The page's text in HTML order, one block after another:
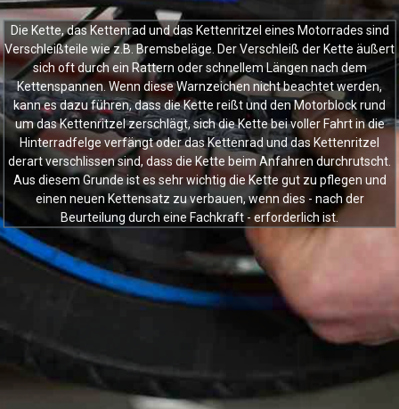
Die Kette, das Kettenrad und das Kettenritzel eines Motorrades sind
Verschleißteile wie z.B. Bremsbeläge. Der Verschleiß der Kette äußert
sich oft durch ein Rattern oder schnellem Längen nach dem
Kettenspannen. Wenn diese Warnzeichen nicht beachtet werden,
kann es dazu führen, dass die Kette reißt und den Motorblock rund
um das Kettenritzel zerschlägt, sich die Kette bei voller Fahrt in die
Hinterradfelge verfängt oder das Kettenrad und das Kettenritzel
derart verschlissen sind, dass die Kette beim Anfahren durchrutscht.
Aus diesem Grunde ist es sehr wichtig die Kette gut zu pflegen und
einen neuen Kettensatz zu verbauen, wenn dies - nach der
Beurteilung durch eine Fachkraft - erforderlich ist.
Die Kette, das Kettenrad und das Kettenritzel eines Motorrades sind
Verschleißteile wie z.B. Bremsbeläge. Der Verschleiß der Kette äußert
sich oft durch ein Rattern oder schnellem Längen nach dem
Kettenspannen. Wenn diese Warnzeichen nicht beachtet werden,
kann es dazu führen, dass die Kette reißt und den Motorblock rund
um das Kettenritzel zerschlägt, sich die Kette bei voller Fahrt in die
Hinterradfelge verfängt oder das Kettenrad und das Kettenritzel
derart verschlissen sind, dass die Kette beim Anfahren durchrutscht.
Aus diesem Grunde ist es sehr wichtig die Kette gut zu pflegen und
einen neuen Kettensatz zu verbauen, wenn dies - nach der
Beurteilung durch eine Fachkraft - erforderlich ist.